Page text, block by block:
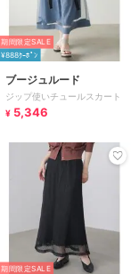
期間限定SALE
¥888ｸｰﾎﾟﾝ
ブージュルード
ジップ使いチュールスカート
¥ 5,346
期間限定SALE